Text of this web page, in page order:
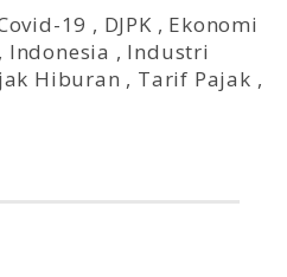
19 , DJPK, Ekonomi
, Indonesia , Industri
Hiburan , Tarif Pajak ,